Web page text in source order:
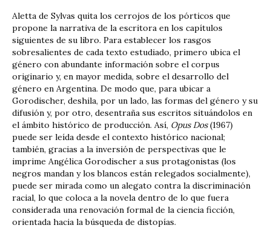
Aletta de Sylvas quita los cerrojos de los pórticos que
propone la narrativa de la escritora en los capítulos
siguientes de su libro. Para establecer los rasgos
sobresalientes de cada texto estudiado, primero ubica el
género con abundante información sobre el corpus
originario y, en mayor medida, sobre el desarrollo del
género en Argentina. De modo que, para ubicar a
Gorodischer, deshila, por un lado, las formas del género y su
difusión y, por otro, desentraña sus escritos situándolos en
el ámbito histórico de producción. Así, Opus Dos(1967)
puede ser leída desde el contexto histórico nacional;
también, gracias a la inversión de perspectivas que le
imprime Angélica Gorodischer a sus protagonistas (los
negros mandan y los blancos están relegados socialmente),
puede ser mirada como un alegato contra la discriminación
racial, lo que coloca a la novela dentro de lo que fuera
considerada una renovación formal de la ciencia ficción,
orientada hacia la búsqueda de distopías.